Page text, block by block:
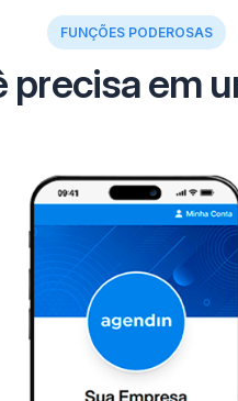
FUNÇÕES PODEROSAS
precisa em